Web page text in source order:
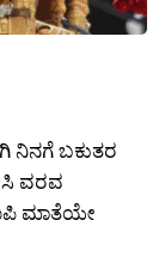
ನಿನಗೆ ಬಕುತರ
ವರವ
ಮಾತೆಯೇ